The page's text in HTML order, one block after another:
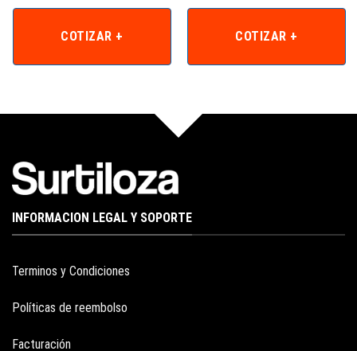
COTIZAR + COTIZAR +
INFORMACION LEGAL Y SOPORTE
Terminos y Condiciones
Políticas de reembolso
Facturación